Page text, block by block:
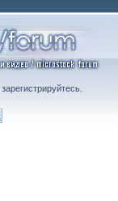
зарегистрируйтесь.